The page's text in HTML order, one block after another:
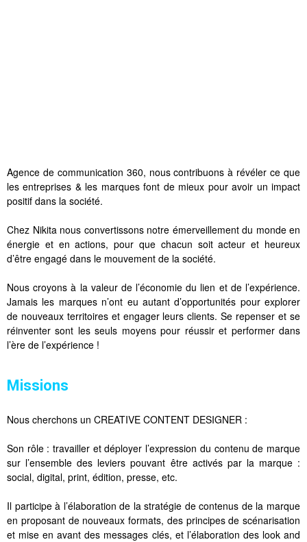
Agence de communication 360, nous contribuons à révéler ce que
les entreprises & les marques font de mieux pour avoir un impact
positif dans la société.
Chez Nikita nous convertissons notre émerveillement du monde en
énergie et en actions, pour que chacun soit acteur et heureux
d’être engagé dans le mouvement de la société.
Nous croyons à la valeur de l’économie du lien et de l’expérience.
Jamais les marques n’ont eu autant d’opportunités pour explorer
de nouveaux territoires et engager leurs clients. Se repenser et se
réinventer sont les seuls moyens pour réussir et performer dans
l’ère de l’expérience !
Missions
Nous cherchons un CREATIVE CONTENT DESIGNER :
Son rôle : travailler et déployer l’expression du contenu de marque
sur l’ensemble des leviers pouvant être activés par la marque :
social, digital, print, édition, presse, etc.
Il participe à l’élaboration de la stratégie de contenus de la marque
en proposant de nouveaux formats, des principes de scénarisation
et mise en avant des messages clés, et l’élaboration des look and